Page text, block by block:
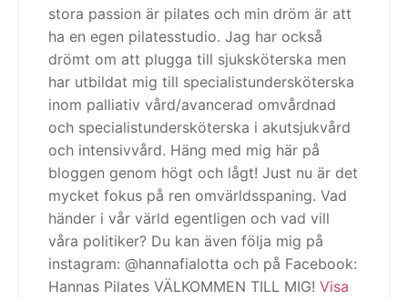
stora passion är pilates och min dröm är att
ha en egen pilatesstudio. Jag har också
drömt om att plugga till sjuksköterska men
har utbildat mig till specialistundersköterska
inom palliativ vård/avancerad omvårdnad
och specialistundersköterska i akutsjukvård
och intensivvård. Häng med mig här på
bloggen genom högt och lågt! Just nu är det
mycket fokus på ren omvärldsspaning. Vad
händer i vår värld egentligen och vad vill
våra politiker? Du kan även följa mig på
instagram: @hannafialotta och på Facebook:
Hannas Pilates VÄLKOMMEN TILL MIG! Visa